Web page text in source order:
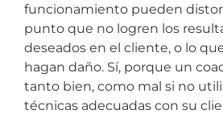
funcionamiento pueden
punto que no logren los
deseados en el cliente, o lo
hagan daño. Sí, porque un
tanto bien, como mal si no
técnicas adecuadas con su